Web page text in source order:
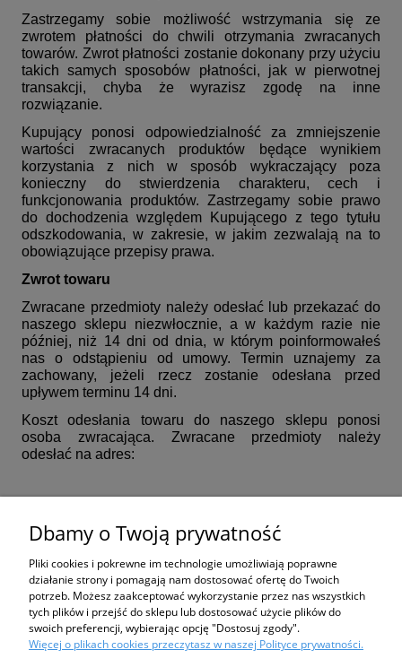
Zastrzegamy sobie możliwość wstrzymania się ze
zwrotem płatności do chwili otrzymania zwracanych
towarów. Zwrot płatności zostanie dokonany przy użyciu
takich samych sposobów płatności, jak w pierwotnej
transakcji, chyba że wyrazisz zgodę na inne
rozwiązanie.
Kupujący ponosi odpowiedzialność za zmniejszenie
wartości zwracanych produktów będące wynikiem
korzystania z nich w sposób wykraczający poza
konieczny do stwierdzenia charakteru, cech i
funkcjonowania produktów. Zastrzegamy sobie prawo
do dochodzenia względem Kupującego z tego tytułu
odszkodowania, w zakresie, w jakim zezwalają na to
obowiązujące przepisy prawa.
Zwrot towaru
Zwracane przedmioty należy odesłać lub przekazać do
naszego sklepu niezwłocznie, a w każdym razie nie
później, niż 14 dni od dnia, w którym poinformowałeś
nas o odstąpieniu od umowy. Termin uznajemy za
zachowany, jeżeli rzecz zostanie odesłana przed
upływem terminu 14 dni.
Koszt odesłania towaru do naszego sklepu ponosi
osoba zwracająca. Zwracane przedmioty należy
odesłać na adres:
Stefana Roweckiego "Grota" 11
06-500 Mława
236543674
Zakupy
Dbamy o Twoją prywatność
Pliki cookies i pokrewne im technologie umożliwiają poprawne
działanie strony i pomagają nam dostosować ofertę do Twoich
potrzeb. Możesz zaakceptować wykorzystanie przez nas wszystkich
tych plików i przejść do sklepu lub dostosować użycie plików do
swoich preferencji, wybierając opcję "Dostosuj zgody".
Więcej o plikach cookies przeczytasz w naszej Polityce prywatności.